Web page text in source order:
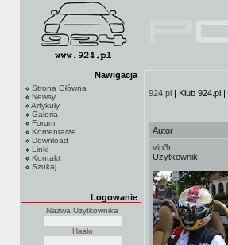
Nawigacja
Strona Główna
Newsy
Artykuły
Galeria
Forum
Komentarze
Download
Linki
Kontakt
Szukaj
Logowanie
Nazwa Użytkownika
Hasło
924.pl | Klub 924.pl |
Autor
vip3r
Użytkownik